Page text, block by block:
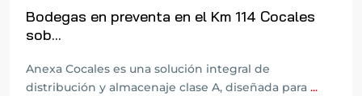
Bodegas en preventa en el Km 114 Cocales
sob...
Anexa Cocales es una solución integral de
distribución y almacenaje clase A, diseñada para ...
Zona